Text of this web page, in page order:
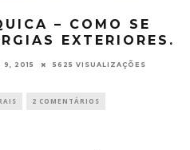
– COMO SE
EXTERIORES.
9, 2015 5625 VISUALIZAÇÕES
2 COMENTÁRIOS